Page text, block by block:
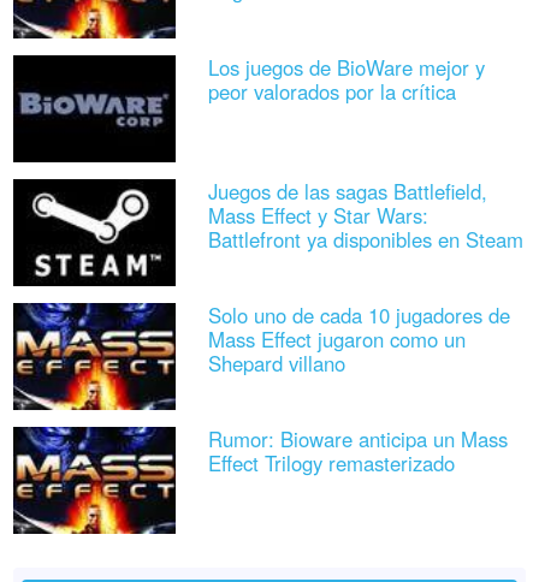
Los juegos de BioWare mejor y
peor valorados por la crítica
Juegos de las sagas Battlefield,
Mass Effect y Star Wars:
Battlefront ya disponibles en Steam
Solo uno de cada 10 jugadores de
Mass Effect jugaron como un
Shepard villano
Rumor: Bioware anticipa un Mass
Effect Trilogy remasterizado